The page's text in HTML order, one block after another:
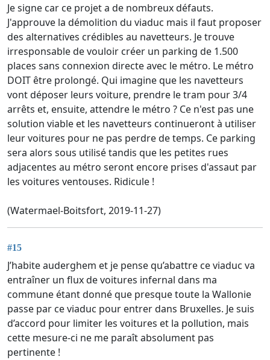
Je signe car ce projet a de nombreux défauts.
J'approuve la démolition du viaduc mais il faut proposer
des alternatives crédibles au navetteurs. Je trouve
irresponsable de vouloir créer un parking de 1.500
places sans connexion directe avec le métro. Le métro
DOIT être prolongé. Qui imagine que les navetteurs
vont déposer leurs voiture, prendre le tram pour 3/4
arrêts et, ensuite, attendre le métro ? Ce n'est pas une
solution viable et les navetteurs continueront à utiliser
leur voitures pour ne pas perdre de temps. Ce parking
sera alors sous utilisé tandis que les petites rues
adjacentes au métro seront encore prises d'assaut par
les voitures ventouses. Ridicule !
(Watermael-Boitsfort, 2019-11-27)
#15
J’habite auderghem et je pense qu’abattre ce viaduc va
entraîner un flux de voitures infernal dans ma
commune étant donné que presque toute la Wallonie
passe par ce viaduc pour entrer dans Bruxelles. Je suis
d’accord pour limiter les voitures et la pollution, mais
cette mesure-ci ne me paraît absolument pas
pertinente !